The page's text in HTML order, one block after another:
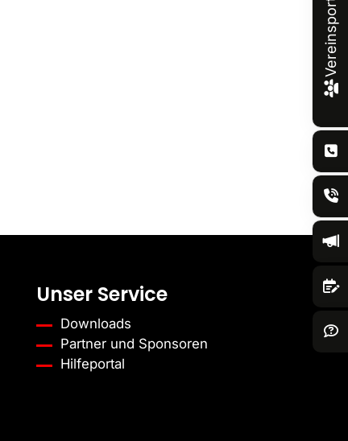
Unser Service
Downloads
Partner und Sponsoren
Hilfeportal
Vereinsportal